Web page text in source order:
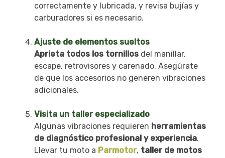
correctamente y lubricada, y revisa bujías y
carburadores si es necesario.
Ajuste de elementos sueltos
Aprieta todos los tornillos del manillar,
escape, retrovisores y carenado. Asegúrate
de que los accesorios no generen vibraciones
adicionales.
Visita un taller especializado
Algunas vibraciones requieren herramientas
de diagnóstico profesional y experiencia.
Llevar tu moto a Parmotor, taller de motos